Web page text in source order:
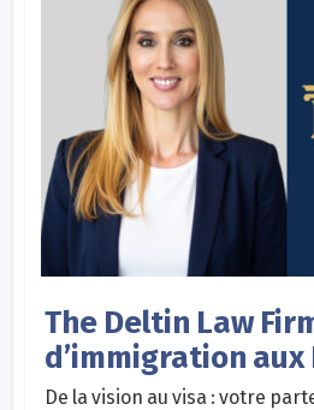
The Deltin Law
d’immigration
De la vision au visa : votre